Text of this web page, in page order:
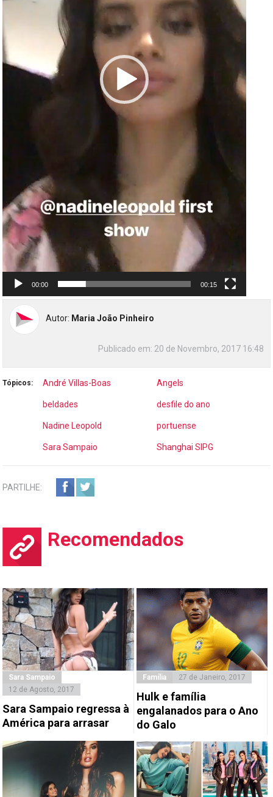
00:00 00:15
Autor: Maria João Pinheiro
Publicado em: 20 de Novembro, 2017 16:48
Tópicos: André Villas-Boas Angels
beldades desfile do ano
Nadine Leopold portuense
Sara Sampaio Shanghai SIPG
PARTILHE:
Recomendados
Sara Sampaio
12 de Agosto, 2017
Sara Sampaio regressa à
América para arrasar
Família 27 de Janeiro, 2017
Hulk e família
engalanados para o Ano
do Galo